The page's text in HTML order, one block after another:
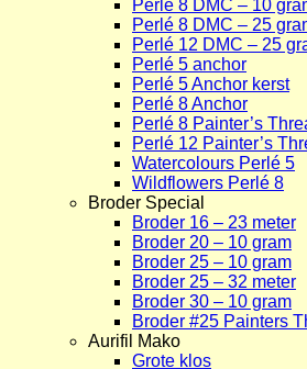
Perlé 8 DMC – 10
Perlé 8 DMC – 25
Perlé 12 DMC – 25
Perlé 5 anchor
Perlé 5 Anchor kerst
Perlé 8 Anchor
Perlé 8 Painter’s
Perlé 12 Painter’s
Watercolours Perlé 5
Wildflowers Perlé 8
Broder Special
Broder 16 – 23 meter
Broder 20 – 10 gram
Broder 25 – 10 gram
Broder 25 – 32 meter
Broder 30 – 10 gram
Broder #25 Painters
Aurifil Mako
Grote klos